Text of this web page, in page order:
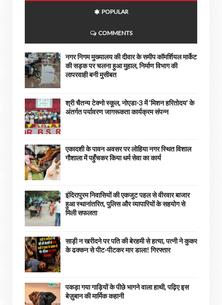
POPULAR
COMMENTS
नगर निगम मुख्यालय की दीवार के समीप कॉमर्शियल मार्केट
की सड़क पर चलना हुआ मुहाल, निर्माण विभाग की
लापरवाही बनी मुसीबत
श्री चैतन्य टेक्नो स्कूल, नोएडा-3 में ‘मिशन हरितोदय’ के
अंतर्गत पर्यावरण जागरूकता कार्यक्रम संपन्न
एकादशी के पावन अवसर पर लोहिया नगर स्थित विशाल
गौशाला में पहुँचकर किया धर्म सेवा का कार्य
इंदिरापुरम निवासियों की एकजुट पहल से वीरवार बाजार
हुआ स्थानांतरित, पुलिस और व्यापारियों के सहयोग से
मिली सफलता
साड़ी न खरीदने पर पति की बेरहमी से हत्या, पत्नी ने कुकर
के ढक्कन से पीट-पीटकर मार डाला! गिरफ्तार
पकड़ा गया गाड़ियों के पीछे भागने वाला हाथी, पढ़िए इस
बेज़ुबान की मार्मिक कहानी